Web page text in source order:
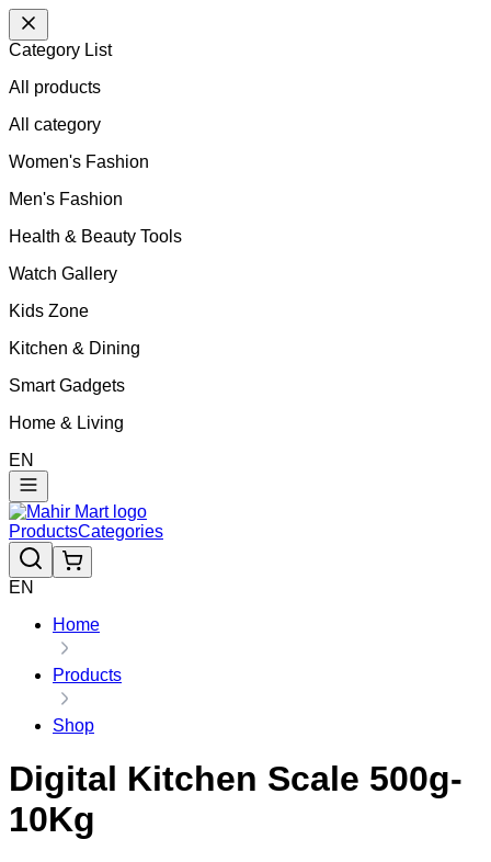
Category List
All products
All category
Women's Fashion
Men's Fashion
Health & Beauty Tools
Watch Gallery
Kids Zone
Kitchen & Dining
Smart Gadgets
Home & Living
EN
ProductsCategories
EN
Home
Products
Shop
Digital Kitchen Scale 500g-
10Kg